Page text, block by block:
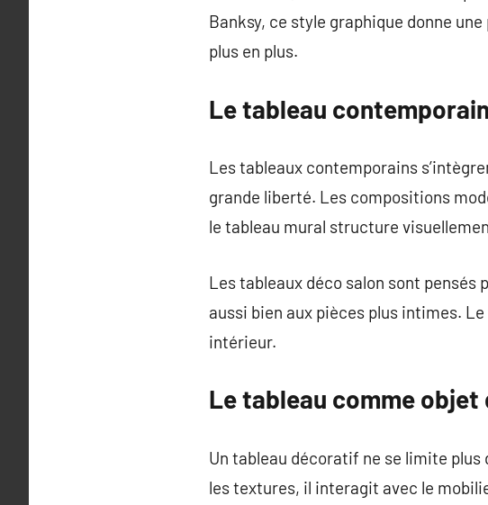
Banksy, ce style graphique donne
plus en plus.
Le tableau
Les tableaux contemporains
grande liberté. Les compositions
le tableau mural structure
Les tableaux déco salon sont pensés
aussi bien aux pièces plus intimes.
intérieur.
Le tableau comme objet
Un tableau décoratif ne se limite plus
les textures, il interagit avec le